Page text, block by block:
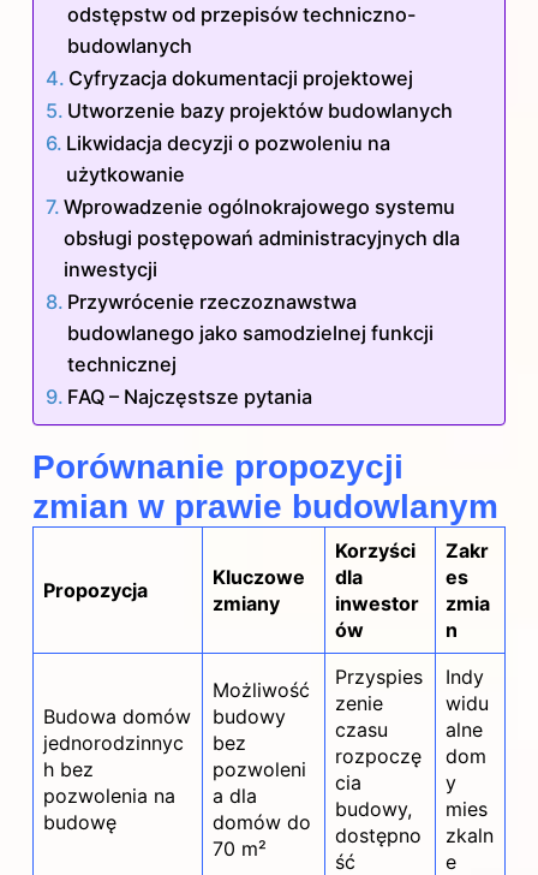
odstępstw od przepisów techniczno-
budowlanych
Cyfryzacja dokumentacji projektowej
Utworzenie bazy projektów budowlanych
Likwidacja decyzji o pozwoleniu na
użytkowanie
Wprowadzenie ogólnokrajowego systemu
obsługi postępowań administracyjnych dla
inwestycji
Przywrócenie rzeczoznawstwa
budowlanego jako samodzielnej funkcji
technicznej
FAQ – Najczęstsze pytania
Porównanie propozycji
zmian w prawie budowlanym
Propozycja
Kluczowe
zmiany
Korzyści
dla
inwestor
ów
Zakr
es
zmia
n
Budowa domów
jednorodzinnyc
h bez
pozwolenia na
budowę
Możliwość
budowy
bez
pozwoleni
a dla
domów do
70 m²
Przyspies
zenie
czasu
rozpoczę
cia
budowy,
dostępno
ść
Indy
widu
alne
dom
y
mies
zkaln
e